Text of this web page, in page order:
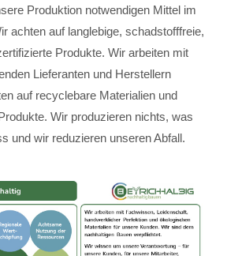
Produktion notwendigen Mittel im
achten auf langlebige, schadstofffreie,
Produkte. Wir arbeiten mit
Lieferanten und Herstellern
auf recyclebare Materialien und
Wir produzieren nichts, was
und wir reduzieren unseren Abfall.